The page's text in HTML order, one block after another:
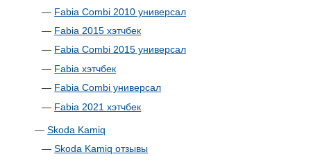
— Fabia Combi 2010 универсал
— Fabia 2015 хэтчбек
— Fabia Combi 2015 универсал
— Fabia хэтчбек
— Fabia Combi универсал
— Fabia 2021 хэтчбек
—Skoda Kamiq
—Skoda Kamiq отзывы